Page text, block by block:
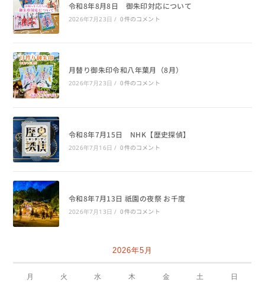
令和8年8月8日 御朱印対応について
2026年7月23日 / 0件のコメント
月替り御朱印令和八年葉月（8月）
2026年7月23日 / 0件のコメント
令和8年7月15日 NHK【歴史探偵】
2026年7月16日 / 0件のコメント
令和8年7月13日 祇園の夜祭 お千度
2026年7月13日 / 0件のコメント
2026年5月
月 火 水 木 金 土 日